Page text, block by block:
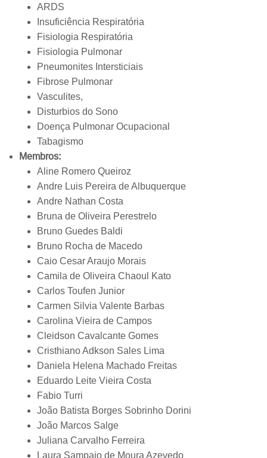
ARDS
Insuficiência Respiratória
Fisiologia Respiratória
Fisiologia Pulmonar
Pneumonites Intersticiais
Fibrose Pulmonar
Vasculites,
Disturbios do Sono
Doença Pulmonar Ocupacional
Tabagismo
Membros:
Aline Romero Queiroz
Andre Luis Pereira de Albuquerque
Andre Nathan Costa
Bruna de Oliveira Perestrelo
Bruno Guedes Baldi
Bruno Rocha de Macedo
Caio Cesar Araujo Morais
Camila de Oliveira Chaoul Kato
Carlos Toufen Junior
Carmen Silvia Valente Barbas
Carolina Vieira de Campos
Cleidson Cavalcante Gomes
Cristhiano Adkson Sales Lima
Daniela Helena Machado Freitas
Eduardo Leite Vieira Costa
Fabio Turri
João Batista Borges Sobrinho Dorini
João Marcos Salge
Juliana Carvalho Ferreira
Laura Sampaio de Moura Azevedo